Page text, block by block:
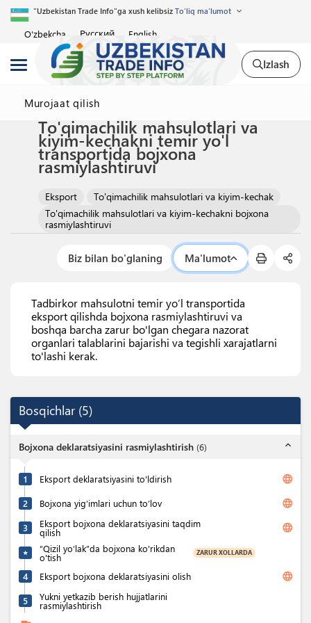
"Uzbekistan Trade Info"ga xush kelibsiz To'liq ma'lumot
O'zbekcha Русский English
Izlash
Murojaat qilish
To'qimachilik mahsulotlari va
kiyim-kechakni temir yo'l
transportida bojxona
rasmiylashtiruvi
Eksport
To'qimachilik mahsulotlari va kiyim-kechak
To'qimachilik mahsulotlari va kiyim-kechakni bojxona
rasmiylashtiruvi
Biz bilan bo'glaning Ma'lumot
Tadbirkor mahsulotni temir yo’l transportida
eksport qilishda bojxona rasmiylashtiruvi va
boshqa barcha zarur bo'lgan chegara nazorat
organlari talablarini bajarishi va tegishli xarajatlarni
to'lashi kerak.
Bosqichlar (5)
Bojxona deklaratsiyasini rasmiylashtirish (6) expand_less
1 Eksport deklaratsiyasini to'ldirish language
2 Bojxona yig’imlari uchun to’lov language
3 Eksport bojxona deklaratsiyasini taqdim
qilish language
★ “Qizil yo‘lak”da bojxona ko'rikdan
o'tish ZARUR XOLLARDA
4 Eksport bojxona deklaratsiyasini olish language
5 Yukni yetkazib berish hujjatlarini
rasmiylashtirish